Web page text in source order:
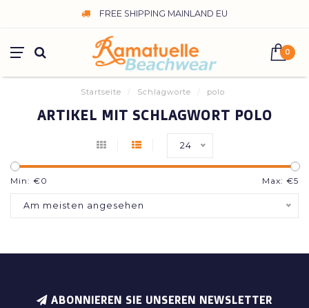
FREE SHIPPING MAINLAND EU
0
Startseite / Schlagworte / polo
ARTIKEL MIT SCHLAGWORT POLO
24
Min: €0 Max: €5
Am meisten angesehen
ABONNIEREN SIE UNSEREN NEWSLETTER